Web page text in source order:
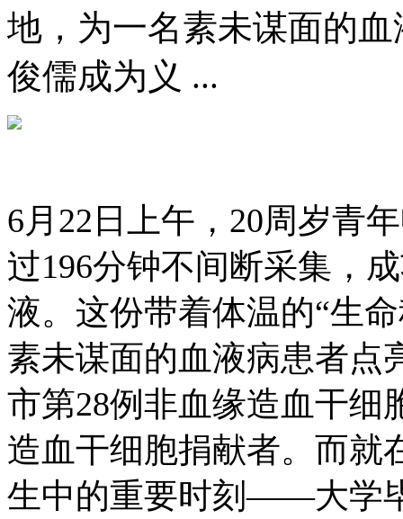
地，为一名素未谋面的
俊儒成为义 ...
6月22日上午，20周岁青
过196分钟不间断采集，
液。这份带着体温的“生
素未谋面的血液病患者点
市第28例非血缘造血干细
造血干细胞捐献者。而就
生中的重要时刻——大学